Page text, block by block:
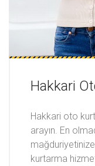
Hakkari
Hakkari oto
arayın. En
kurtarma